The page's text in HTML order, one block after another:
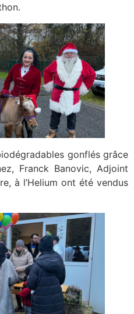
gonflés grâce
Franck Banovic, Adjoint
à l’Helium ont été vendus